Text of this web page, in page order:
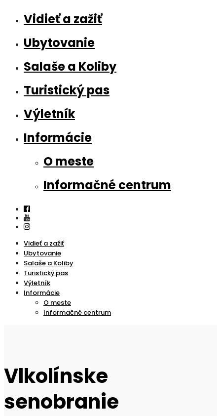
Vidieť a zažiť
Ubytovanie
Salaše a Koliby
Turistický pas
Výletník
Informácie
O meste
Informačné centrum
Vidieť a zažiť
Ubytovanie
Salaše a Koliby
Turistický pas
Výletník
Informácie
O meste
Informačné centrum
Vlkolínske
senobranie